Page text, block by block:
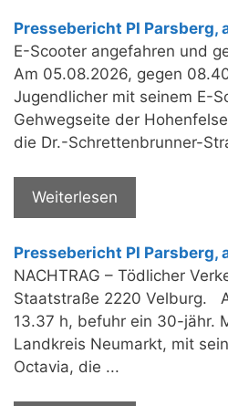
Pressebericht PI Parsberg,
E-Scooter angefahren und
Am 05.08.2026, gegen
Jugendlicher mit seinem E-
Gehwegseite der
die Dr.-Schrettenbrunner-
Weiterlesen
Pressebericht PI Parsberg,
NACHTRAG – Tödlicher
Staatstraße 2220 Velburg.
13.37 h, befuhr ein 30-jähr.
Landkreis Neumarkt, mit
Octavia, die ...